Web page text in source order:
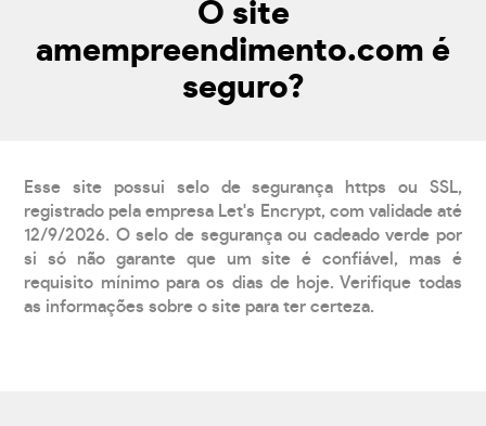
O site
amempreendimento.com é
seguro?
Esse site possui selo de segurança https ou SSL,
registrado pela empresa Let's Encrypt, com validade até
12/9/2026. O selo de segurança ou cadeado verde por
si só não garante que um site é confiável, mas é
requisito mínimo para os dias de hoje. Verifique todas
as informações sobre o site para ter certeza.